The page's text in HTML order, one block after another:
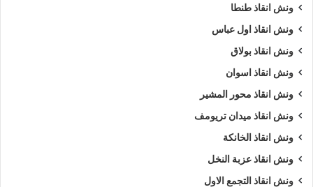
ونش انقاذ طنطا
ونش انقاذ اول عباس
ونش انقاذ بولاق
ونش انقاذ اسوان
ونش انقاذ محور المشير
ونش انقاذ ميدان تريومف
ونش انقاذ الخانكة
ونش انقاذ عزبة النخل
ونش انقاذ التجمع الاول